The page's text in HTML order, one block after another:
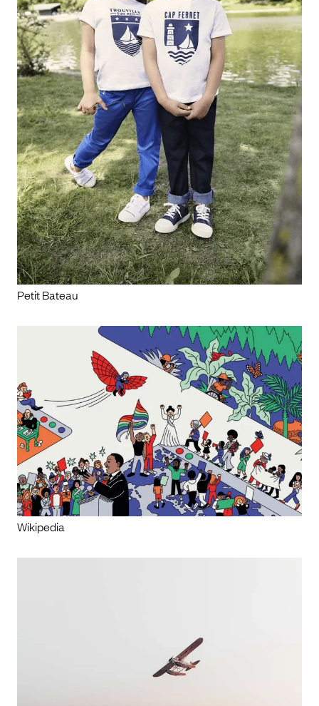
Petit Bateau
Wikipedia